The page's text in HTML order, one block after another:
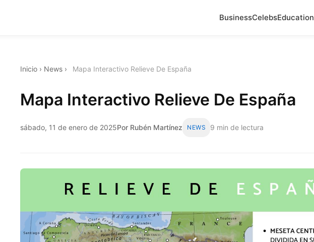
BusinessCelebsEducation
Inicio › News › Mapa Interactivo Relieve De España
Mapa Interactivo Relieve De España
sábado, 11 de enero de 2025Por Rubén Martínez NEWS 9 min de lectura